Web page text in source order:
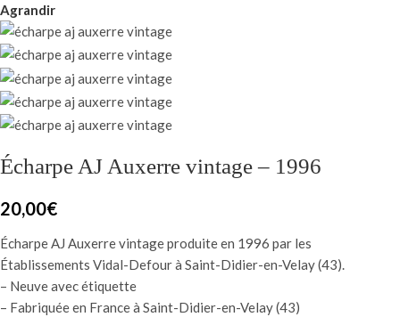
Agrandir
Écharpe AJ Auxerre vintage – 1996
20,00€
Écharpe AJ Auxerre vintage produite en 1996 par les
Établissements Vidal-Defour à Saint-Didier-en-Velay (43).
– Neuve avec étiquette
– Fabriquée en France à Saint-Didier-en-Velay (43)